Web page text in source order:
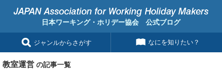
日本ワーキング・ホリデー協会 公式ブログ
ジャンルからさがす なにを知りたい？
教室運営 の記事一覧